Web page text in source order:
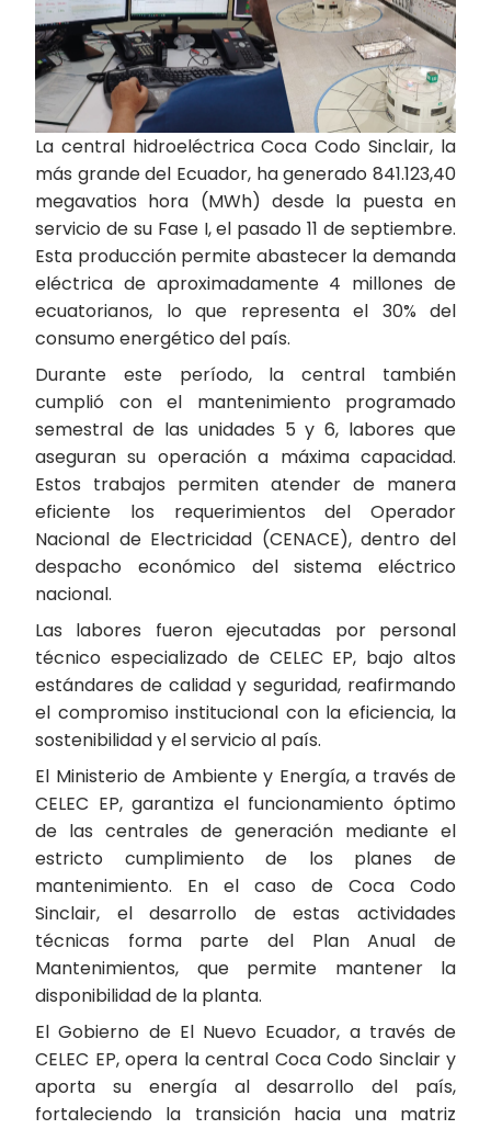
La central hidroeléctrica Coca Codo Sinclair, la
más grande del Ecuador, ha generado 841.123,40
megavatios hora (MWh) desde la puesta en
servicio de su Fase I, el pasado 11 de septiembre.
Esta producción permite abastecer la demanda
eléctrica de aproximadamente 4 millones de
ecuatorianos, lo que representa el 30% del
consumo energético del país.
Durante este período, la central también
cumplió con el mantenimiento programado
semestral de las unidades 5 y 6, labores que
aseguran su operación a máxima capacidad.
Estos trabajos permiten atender de manera
eficiente los requerimientos del Operador
Nacional de Electricidad (CENACE), dentro del
despacho económico del sistema eléctrico
nacional.
Las labores fueron ejecutadas por personal
técnico especializado de CELEC EP, bajo altos
estándares de calidad y seguridad, reafirmando
el compromiso institucional con la eficiencia, la
sostenibilidad y el servicio al país.
El Ministerio de Ambiente y Energía, a través de
CELEC EP, garantiza el funcionamiento óptimo
de las centrales de generación mediante el
estricto cumplimiento de los planes de
mantenimiento. En el caso de Coca Codo
Sinclair, el desarrollo de estas actividades
técnicas forma parte del Plan Anual de
Mantenimientos, que permite mantener la
disponibilidad de la planta.
El Gobierno de El Nuevo Ecuador, a través de
CELEC EP, opera la central Coca Codo Sinclair y
aporta su energía al desarrollo del país,
fortaleciendo la transición hacia una matriz